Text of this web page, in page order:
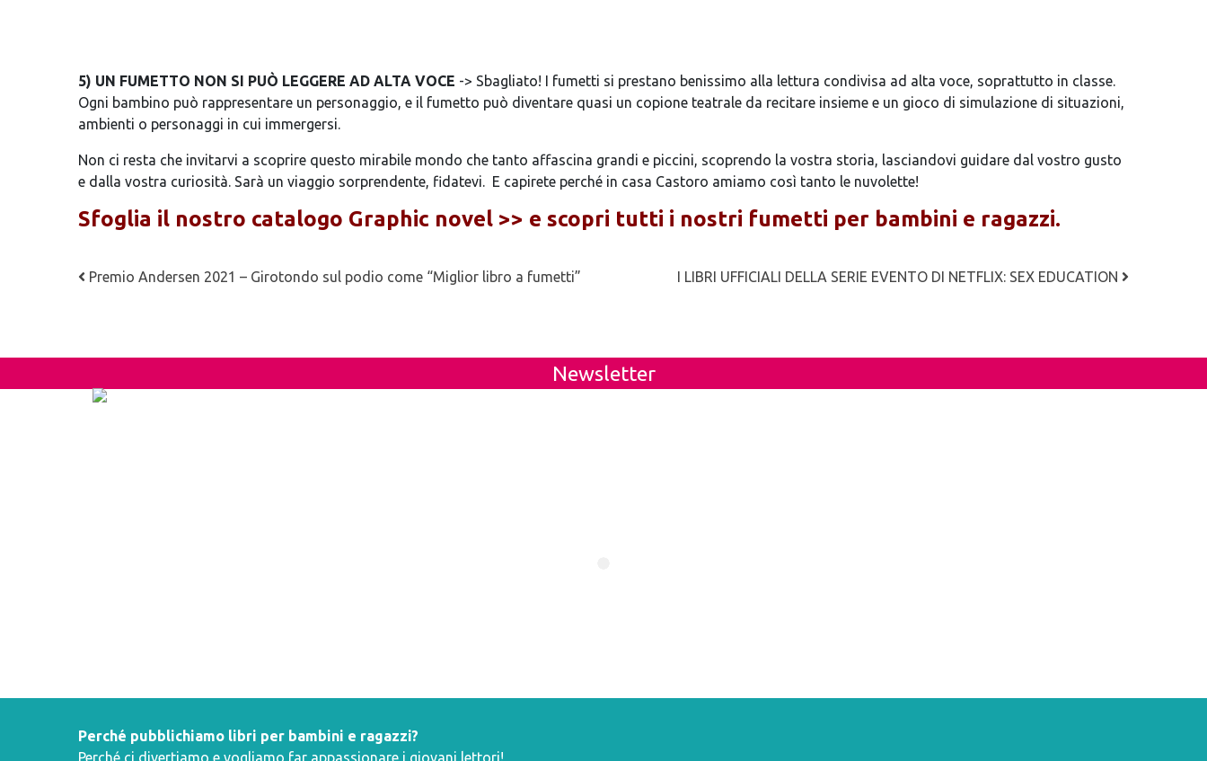
5) UN FUMETTO NON SI PUÒ LEGGERE AD ALTA VOCE -> Sbagliato! I fumetti si prestano benissimo alla lettura condivisa ad alta voce, soprattutto in classe.
Ogni bambino può rappresentare un personaggio, e il fumetto può diventare quasi un copione teatrale da recitare insieme e un gioco di simulazione di situazioni,
ambienti o personaggi in cui immergersi.
Non ci resta che invitarvi a scoprire questo mirabile mondo che tanto affascina grandi e piccini, scoprendo la vostra storia, lasciandovi guidare dal vostro gusto
e dalla vostra curiosità. Sarà un viaggio sorprendente, fidatevi. E capirete perché in casa Castoro amiamo così tanto le nuvolette!
Sfoglia il nostro catalogo Graphic novel >> e scopri tutti i nostri fumetti per bambini e ragazzi.
Navigazione articoli
Premio Andersen 2021 – Girotondo sul podio come “Miglior libro a fumetti” I LIBRI UFFICIALI DELLA SERIE EVENTO DI NETFLIX: SEX EDUCATION
Newsletter
Perché pubblichiamo libri per bambini e ragazzi?
Perché ci divertiamo e vogliamo far appassionare i giovani lettori!